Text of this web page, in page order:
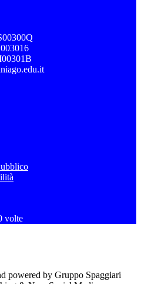
volte
powered by Gruppo Spaggiari